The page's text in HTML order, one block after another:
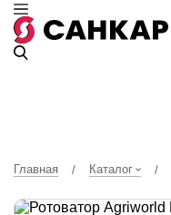
Главная / Каталог /